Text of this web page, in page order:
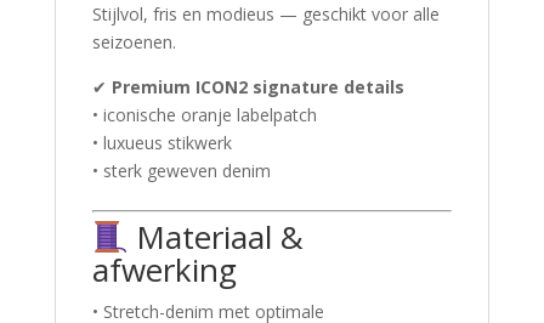
Stijlvol, fris en modieus — geschikt voor alle
seizoenen.
✔ Premium ICON2 signature details
• iconische oranje labelpatch
• luxueus stikwerk
• sterk geweven denim
Materiaal &
afwerking
• Stretch-denim met optimale